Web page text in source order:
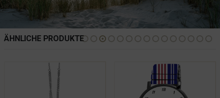
ÄHNLICHE PRODUKTE